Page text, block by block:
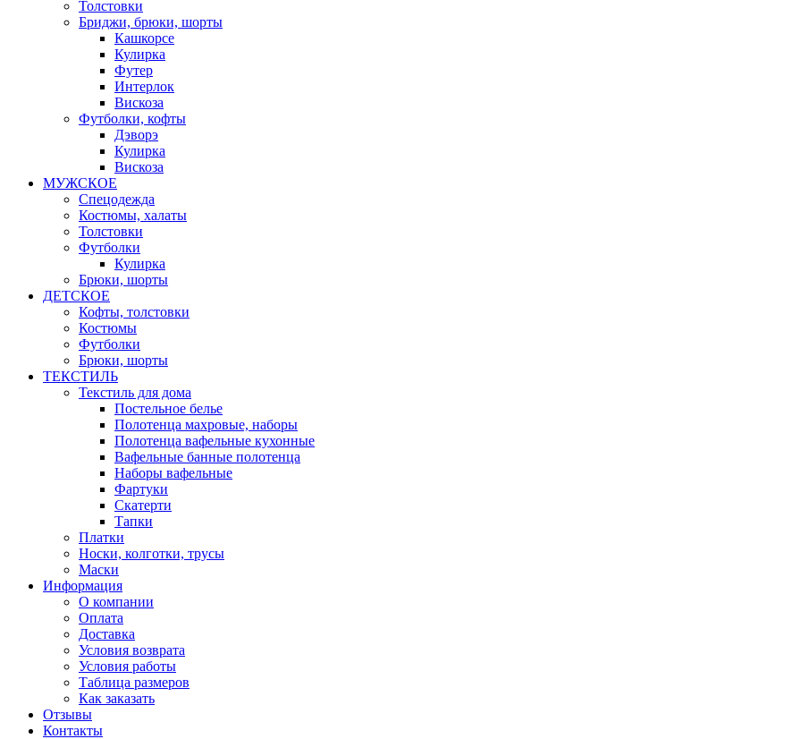
Толстовки
Бриджи, брюки, шорты
Кашкорсе
Кулирка
Футер
Интерлок
Вискоза
Футболки, кофты
Дэворэ
Кулирка
Вискоза
МУЖСКОЕ
Спецодежда
Костюмы, халаты
Толстовки
Футболки
Кулирка
Брюки, шорты
ДЕТСКОЕ
Кофты, толстовки
Костюмы
Футболки
Брюки, шорты
ТЕКСТИЛЬ
Текстиль для дома
Постельное белье
Полотенца махровые, наборы
Полотенца вафельные кухонные
Вафельные банные полотенца
Наборы вафельные
Фартуки
Скатерти
Тапки
Платки
Носки, колготки, трусы
Маски
Информация
О компании
Оплата
Доставка
Условия возврата
Условия работы
Таблица размеров
Как заказать
Отзывы
Контакты